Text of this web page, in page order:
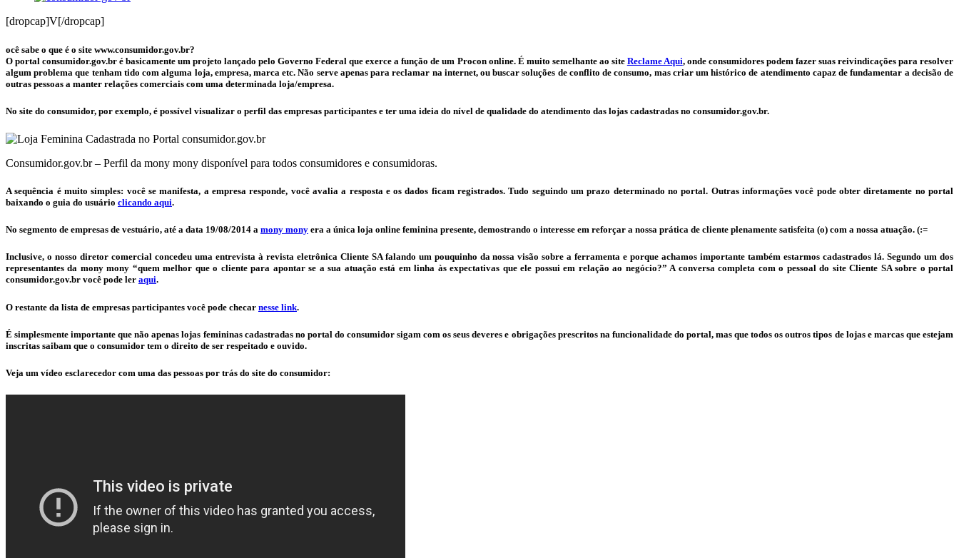
[dropcap]V[/dropcap]
ocê sabe o que é o site www.consumidor.gov.br?
O portal consumidor.gov.br é basicamente um projeto lançado pelo Governo Federal que exerce a função de um Procon online. É muito semelhante ao site Reclame Aqui, onde consumidores podem fazer suas reivindicações para resolver
algum problema que tenham tido com alguma loja, empresa, marca etc. Não serve apenas para reclamar na internet, ou buscar soluções de conflito de consumo, mas criar um histórico de atendimento capaz de fundamentar a decisão de
outras pessoas a manter relações comerciais com uma determinada loja/empresa.
No site do consumidor, por exemplo, é possível visualizar o perfil das empresas participantes e ter uma ideia do nível de qualidade do atendimento das lojas cadastradas no consumidor.gov.br.
Consumidor.gov.br – Perfil da mony mony disponível para todos consumidores e consumidoras.
A sequência é muito simples: você se manifesta, a empresa responde, você avalia a resposta e os dados ficam registrados. Tudo seguindo um prazo determinado no portal. Outras informações você pode obter diretamente no portal
baixando o guia do usuário clicando aqui.
No segmento de empresas de vestuário, até a data 19/08/2014 a mony mony era a única loja online feminina presente, demostrando o interesse em reforçar a nossa prática de cliente plenamente satisfeita (o) com a nossa atuação. (:=
Inclusive, o nosso diretor comercial concedeu uma entrevista à revista eletrônica Cliente SA falando um pouquinho da nossa visão sobre a ferramenta e porque achamos importante também estarmos cadastrados lá. Segundo um dos
representantes da mony mony “quem melhor que o cliente para apontar se a sua atuação está em linha às expectativas que ele possui em relação ao negócio?” A conversa completa com o pessoal do site Cliente SA sobre o portal
consumidor.gov.br você pode ler aqui.
O restante da lista de empresas participantes você pode checar nesse link.
É simplesmente importante que não apenas lojas femininas cadastradas no portal do consumidor sigam com os seus deveres e obrigações prescritos na funcionalidade do portal, mas que todos os outros tipos de lojas e marcas que estejam
inscritas saibam que o consumidor tem o direito de ser respeitado e ouvido.
Veja um vídeo esclarecedor com uma das pessoas por trás do site do consumidor: